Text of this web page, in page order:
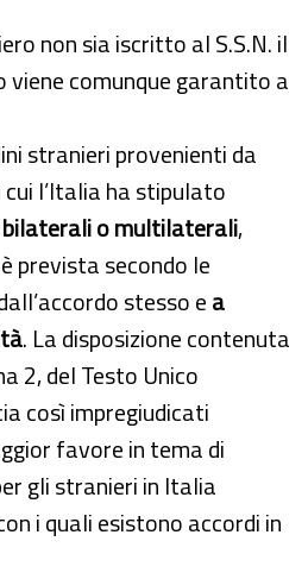
non sia iscritto al S.S.N. il
comunque garantito a
stranieri provenienti da
l’Italia ha stipulato
o multilaterali,
prevista secondo le
stesso ea
. La disposizione contenuta
2, del Testo Unico
così impregiudicati
favore in tema di
gli stranieri in Italia
i quali esistono accordi in